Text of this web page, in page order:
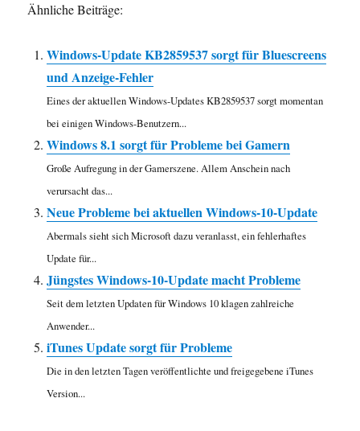
Ähnliche Beiträge:
Windows-Update KB2859537 sorgt für Bluescreens
und Anzeige-Fehler
Eines der aktuellen Windows-Updates KB2859537 sorgt momentan
bei einigen Windows-Benutzern...
Windows 8.1 sorgt für Probleme bei Gamern
Große Aufregung in der Gamerszene. Allem Anschein nach
verursacht das...
Neue Probleme bei aktuellen Windows-10-Update
Abermals sieht sich Microsoft dazu veranlasst, ein fehlerhaftes
Update für...
Jüngstes Windows-10-Update macht Probleme
Seit dem letzten Updaten für Windows 10 klagen zahlreiche
Anwender...
iTunes Update sorgt für Probleme
Die in den letzten Tagen veröffentlichte und freigegebene iTunes
Version...